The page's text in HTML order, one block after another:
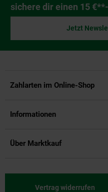
sichere dir einen 15
Jetzt
Zahlarten im Online-Shop
Informationen
Über Marktkauf
Vertrag widerrufen